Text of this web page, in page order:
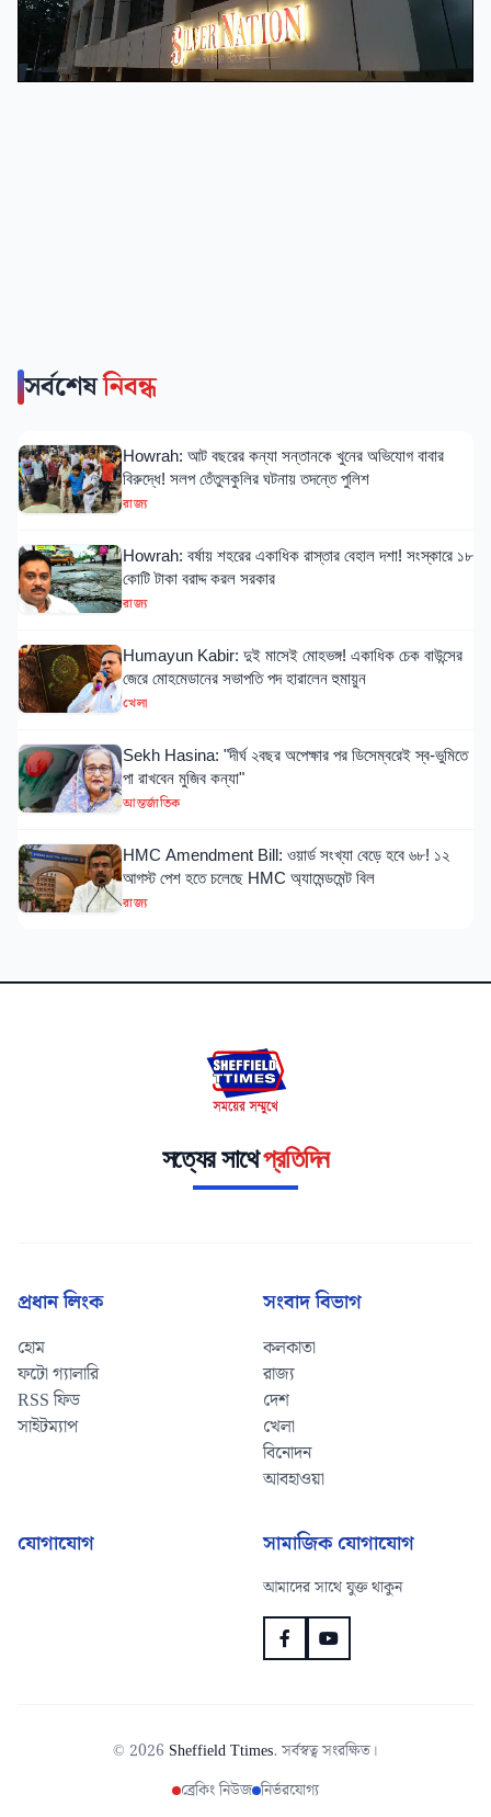
সর্বশেষনিবন্ধ
Howrah: আট বছরের কন্যা সন্তানকে খুনের অভিযোগ বাবার
বিরুদ্ধে! সলপ তেঁতুলকুলির ঘটনায় তদন্তে পুলিশ
রাজ্য
Howrah: বর্ষায় শহরের একাধিক রাস্তার বেহাল দশা! সংস্কারে ১৮
কোটি টাকা বরাদ্দ করল সরকার
রাজ্য
Humayun Kabir: দুই মাসেই মোহভঙ্গ! একাধিক চেক বাউন্সের
জেরে মোহমেডানের সভাপতি পদ হারালেন হুমায়ুন
খেলা
Sekh Hasina: "দীর্ঘ ২বছর অপেক্ষার পর ডিসেম্বরেই স্ব-ভুমিতে
পা রাখবেন মুজিব কন্যা"
আন্তর্জাতিক
HMC Amendment Bill: ওয়ার্ড সংখ্যা বেড়ে হবে ৬৮! ১২
আগস্ট পেশ হতে চলেছে HMC অ্যামেন্ডমেন্ট বিল
রাজ্য
সত্যের সাথেপ্রতিদিন
প্রধান লিংক
হোম
ফটো গ্যালারি
RSS ফিড
সাইটম্যাপ
সংবাদ বিভাগ
কলকাতা
রাজ্য
দেশ
খেলা
বিনোদন
আবহাওয়া
যোগাযোগ সামাজিক যোগাযোগ
আমাদের সাথে যুক্ত থাকুন
© 2026 Sheffield Ttimes. সর্বস্বত্ব সংরক্ষিত।
ব্রেকিং নিউজ নির্ভরযোগ্য